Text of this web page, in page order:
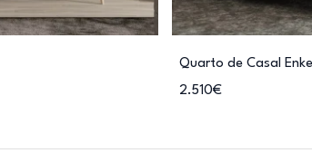
Quarto de Casal
2.510€